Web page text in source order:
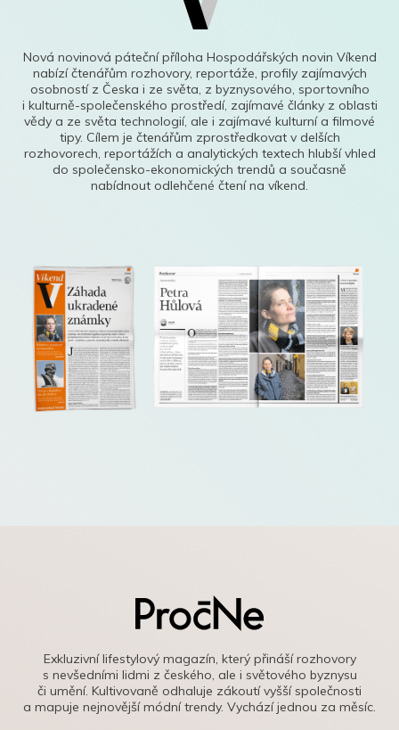
Nová novinová páteční příloha Hospodářských novin Víkend
nabízí čtenářům rozhovory, reportáže, profily zajímavých
osobností z Česka i ze světa, z byznysového, sportovního
i kulturně-společenského prostředí, zajímavé články z oblasti
vědy a ze světa technologií, ale i zajímavé kulturní a filmové
tipy. Cílem je čtenářům zprostředkovat v delších
rozhovorech, reportážích a analytických textech hlubší vhled
do společensko-ekonomických trendů a současně
nabídnout odlehčené čtení na víkend.
Exkluzivní lifestylový magazín, který přináší rozhovory
s nevšedními lidmi z českého, ale i světového byznysu
či umění. Kultivovaně odhaluje zákoutí vyšší společnosti
a mapuje nejnovější módní trendy. Vychází jednou za měsíc.